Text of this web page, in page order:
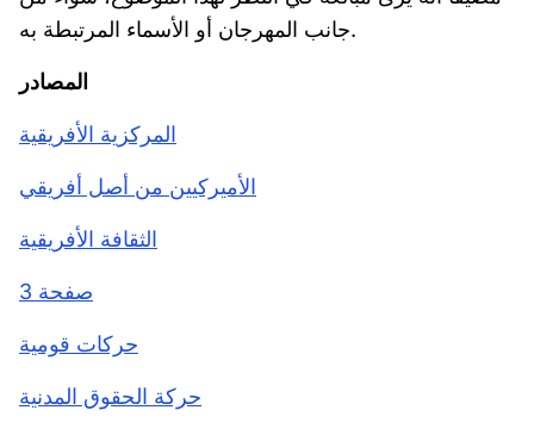
جانب المهرجان أو الأسماء المرتبطة به.
المركزية الأفريقية
الأميركيين من أصل أفريقي
الثقافة الأفريقية
صفحة 3
حركات قومية
حركة الحقوق المدنية